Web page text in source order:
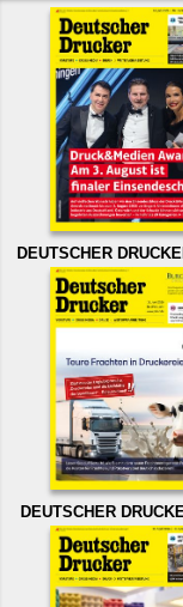
DEUTSCHER
DEUTSCHER